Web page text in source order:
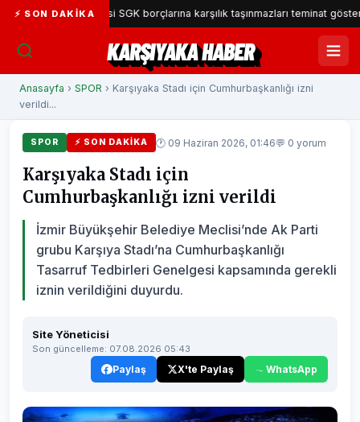
⚡ SON DAKIKA
Belediyesi SGK borçlarına karşılık taşınmazları teminat gösterecek
KARŞIYAKA HABER
Anasayfa › SPOR › Karşıyaka Stadı için Cumhurbaşkanlığı izni
verildi...
SPOR ⚡ SON DAKIKA 🕐 09 Haziran 2026, 01:46💬 0 yorum
Karşıyaka Stadı için
Cumhurbaşkanlığı izni verildi
İzmir Büyükşehir Belediye Meclisi’nde Ak Parti
grubu Karşıya Stadı’na Cumhurbaşkanlığı
Tasarruf Tedbirleri Genelgesi kapsamında gerekli
iznin verildiğini duyurdu.
Site Yöneticisi
Son güncelleme: 07.08.2026 05:43
Paylaş X'te Paylaş WhatsApp